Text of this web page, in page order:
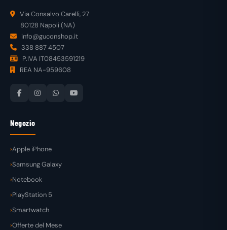
Via Consalvo Carelli, 27
80128 Napoli (NA)
info@guconshop.it
338 887 4507
P.IVA IT08453591219
REA NA-959608
Negozio
Apple iPhone
Samsung Galaxy
Notebook
PlayStation 5
Smartwatch
Offerte del Mese